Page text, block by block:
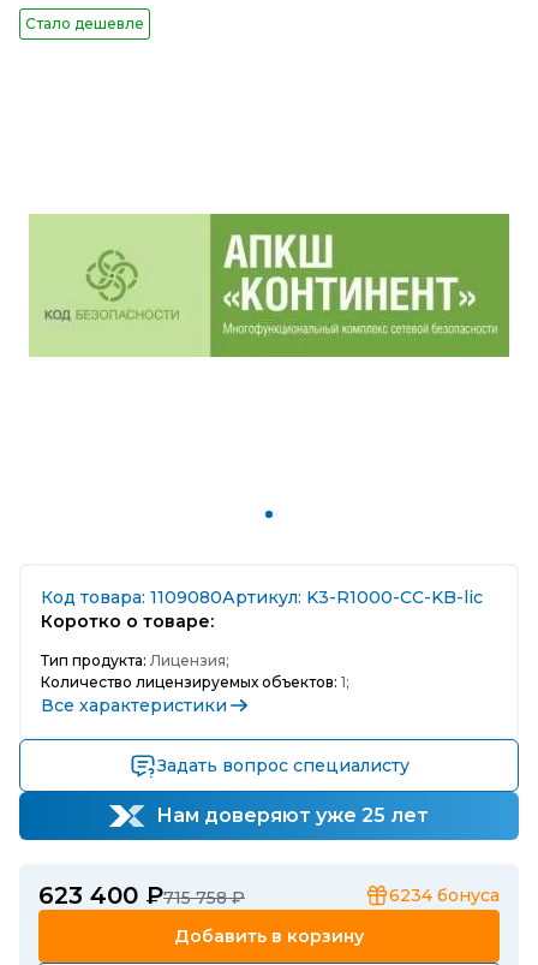
Стало дешевле
Код товара: 1109080Артикул: K3-R1000-CC-KB-lic
Коротко о товаре:
Тип продукта: Лицензия;
Количество лицензируемых объектов: 1;
Все характеристики
Задать вопрос специалисту
Нам доверяют уже 25 лет
623 400 ₽715 758 ₽ 6234 бонуса
Добавить в корзину